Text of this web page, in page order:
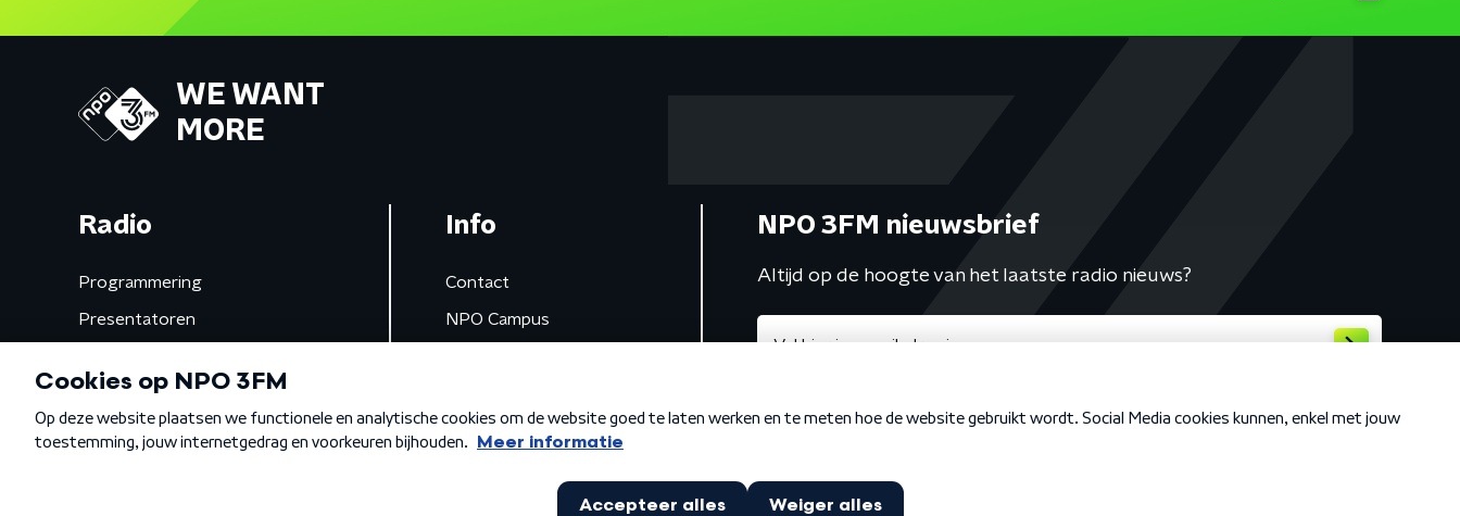
WE WANT
MORE
Radio
Programmering
Presentatoren
Gemist
Info
Contact
NPO Campus
NPO 3FM nieuwsbrief
Altijd op de hoogte van het laatste radio nieuws?
Algemene voorwaarden Privacybeleid